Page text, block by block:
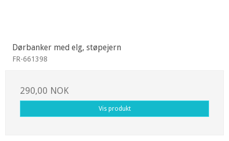
Dørbanker med elg, støpejern
FR-661398
290,00 NOK
Vis produkt